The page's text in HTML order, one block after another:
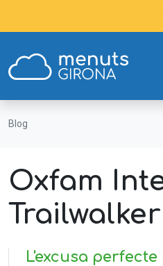
Blog
Oxfam
Trailwalker
L'excusa